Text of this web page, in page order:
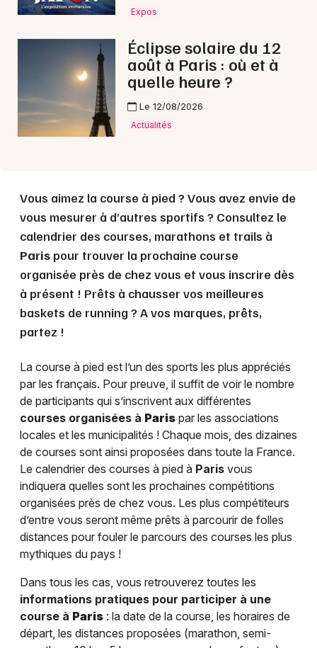
Expos
Éclipse solaire du 12
août à Paris : où et à
quelle heure ?
Le 12/08/2026
Actualités
Vous aimez la course à pied ? Vous avez envie de
vous mesurer à d’autres sportifs ? Consultez le
calendrier des courses, marathons et trails à
Paris pour trouver la prochaine course
organisée près de chez vous et vous inscrire dès
à présent ! Prêts à chausser vos meilleures
baskets de running ? A vos marques, prêts,
partez !
La course à pied est l’un des sports les plus appréciés
par les français. Pour preuve, il suffit de voir le nombre
de participants qui s’inscrivent aux différentes
courses organisées à Paris par les associations
locales et les municipalités ! Chaque mois, des dizaines
de courses sont ainsi proposées dans toute la France.
Le calendrier des courses à pied à Paris vous
indiquera quelles sont les prochaines compétitions
organisées près de chez vous. Les plus compétiteurs
d’entre vous seront même prêts à parcourir de folles
distances pour fouler le parcours des courses les plus
mythiques du pays !
Dans tous les cas, vous retrouverez toutes les
informations pratiques pour participer à une
course à Paris : la date de la course, les horaires de
départ, les distances proposées (marathon, semi-